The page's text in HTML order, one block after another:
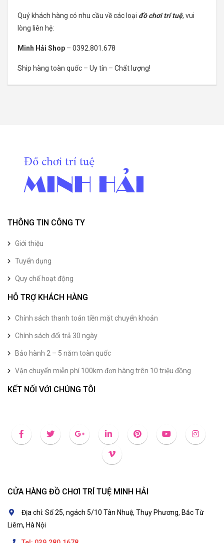
Quý khách hàng có nhu cầu về các loại đồ chơi trí tuệ, vui
lòng liên hệ:
Minh Hải Shop – 0392.801.678
Ship hàng toàn quốc – Uy tín – Chất lượng!
THÔNG TIN CÔNG TY
Giới thiệu
Tuyển dụng
Quy chế hoạt động
HỖ TRỢ KHÁCH HÀNG
Chính sách thanh toán tiền mặt chuyển khoản
Chính sách đổi trả 30 ngày
Bảo hành 2 – 5 năm toàn quốc
Vận chuyển miễn phí 100km đơn hàng trên 10 triệu đồng
KẾT NỐI VỚI CHÚNG TÔI
CỬA HÀNG ĐỒ CHƠI TRÍ TUỆ MINH HẢI
Địa chỉ: Số 25, ngách 5/10 Tân Nhuệ, Thụy Phương, Bắc Từ
Liêm, Hà Nội